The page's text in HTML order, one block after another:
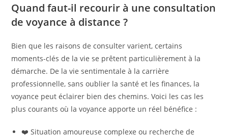
Quand faut-il recourir à une consultation
de voyance à distance ?
Bien que les raisons de consulter varient, certains
moments-clés de la vie se prêtent particulièrement à la
démarche. De la vie sentimentale à la carrière
professionnelle, sans oublier la santé et les finances, la
voyance peut éclairer bien des chemins. Voici les cas les
plus courants où la voyance apporte un réel bénéfice :
❤️ Situation amoureuse complexe ou recherche de